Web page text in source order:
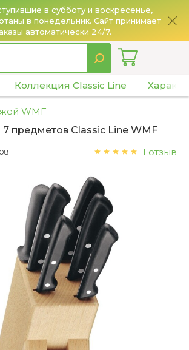
в субботу и воскресенье,
в понедельник. Сайт принимает
автоматически 24/7.
Коллекция Classic Line
WMF
предметов Classic Line WMF
1 отзыв